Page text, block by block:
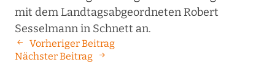
mit dem Landtagsabgeordneten Robert
Sesselmann in Schnett an.
Vorheriger Beitrag
Nächster Beitrag